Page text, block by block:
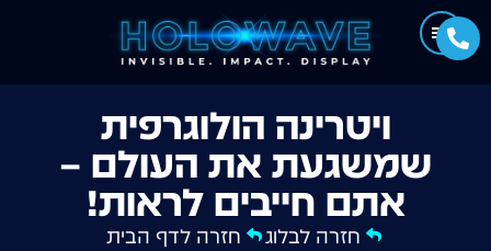
ויטרינה הולוגרפית
שמשגעת את העולם –
אתם חייבים לראות!
חזרה לבלוג חזרה לדף הבית